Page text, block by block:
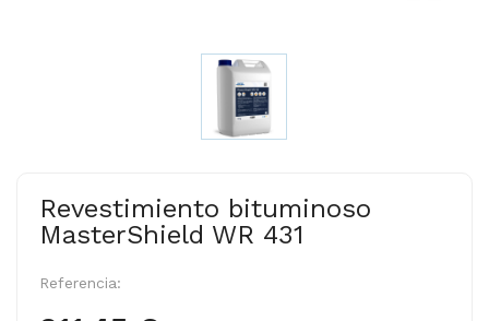
Revestimiento bituminoso
MasterShield WR 431
Referencia: